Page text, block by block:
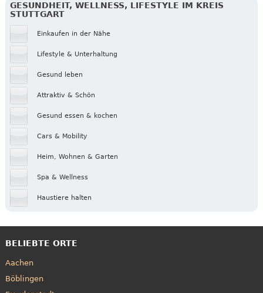
GESUNDHEIT, WELLNESS, LIFESTYLE IM KREIS
STUTTGART
Einkaufen in der Nähe
Lifestyle & Unterhaltung
Gesund leben
Attraktiv & Schön
Gesund essen & kochen
Cars & Mobility
Heim, Wohnen & Garten
Spa & Wellness
Haustiere halten
BELIEBTE ORTE
Aachen
Böblingen